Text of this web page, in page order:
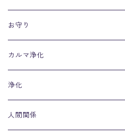
お守り
カルマ浄化
浄化
人間関係